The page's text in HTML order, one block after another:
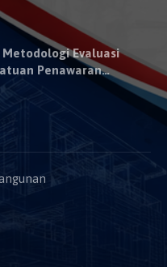
Evaluasi
Penawaran